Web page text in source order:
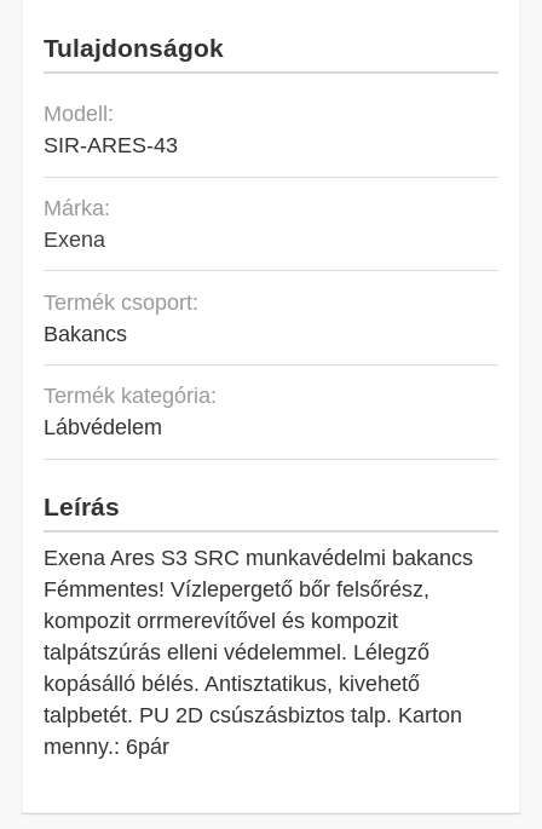
Tulajdonságok
Modell:
SIR-ARES-43
Márka:
Exena
Termék csoport:
Bakancs
Termék kategória:
Lábvédelem
Leírás
Exena Ares S3 SRC munkavédelmi bakancs
Fémmentes! Vízlepergető bőr felsőrész,
kompozit orrmerevítővel és kompozit
talpátszúrás elleni védelemmel. Lélegző
kopásálló bélés. Antisztatikus, kivehető
talpbetét. PU 2D csúszásbiztos talp. Karton
menny.: 6pár